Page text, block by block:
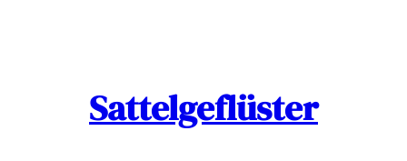
springenSattelgeflüster